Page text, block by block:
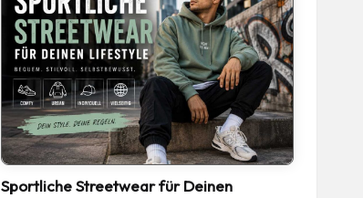
Sportliche Streetwear für Deinen